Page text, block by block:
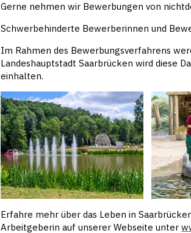
Gerne nehmen wir Bewerbungen von
Schwerbehinderte Bewerberinnen und
Im Rahmen des Bewerbungsverfahrens
Landeshauptstadt Saarbrücken wird diese
einhalten.
Erfahre mehr über das Leben in
Arbeitgeberin auf unserer Webseite unter